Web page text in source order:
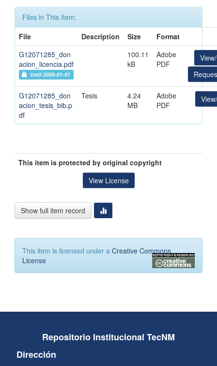
Files in This Item:
File
Description Size
Format
G12071285_don
acion_licencia.pdf
Until 2050-01-01
100.11
kB
Adobe
PDF
G12071285_don
acion_tesis_bib.p
df
Tesis
4.24
MB
Adobe
PDF
This item is protected by original copyright
View License
Show full item record
This item is licensed under a Creative Commons
License
Repositorio Institucional TecNM
Dirección